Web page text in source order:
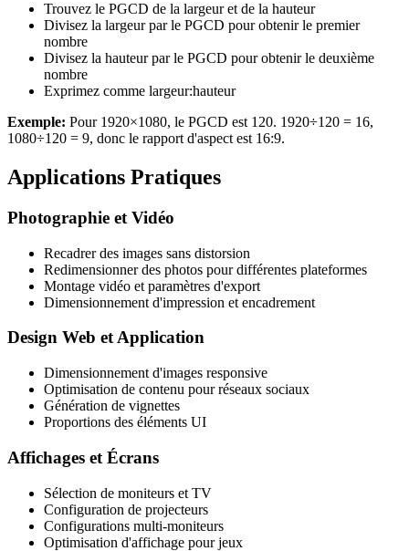
Trouvez le PGCD de la largeur et de la hauteur
Divisez la largeur par le PGCD pour obtenir le premier
nombre
Divisez la hauteur par le PGCD pour obtenir le deuxième
nombre
Exprimez comme largeur:hauteur
Exemple: Pour 1920×1080, le PGCD est 120. 1920÷120 = 16,
1080÷120 = 9, donc le rapport d'aspect est 16:9.
Applications Pratiques
Photographie et Vidéo
Recadrer des images sans distorsion
Redimensionner des photos pour différentes plateformes
Montage vidéo et paramètres d'export
Dimensionnement d'impression et encadrement
Design Web et Application
Dimensionnement d'images responsive
Optimisation de contenu pour réseaux sociaux
Génération de vignettes
Proportions des éléments UI
Affichages et Écrans
Sélection de moniteurs et TV
Configuration de projecteurs
Configurations multi-moniteurs
Optimisation d'affichage pour jeux